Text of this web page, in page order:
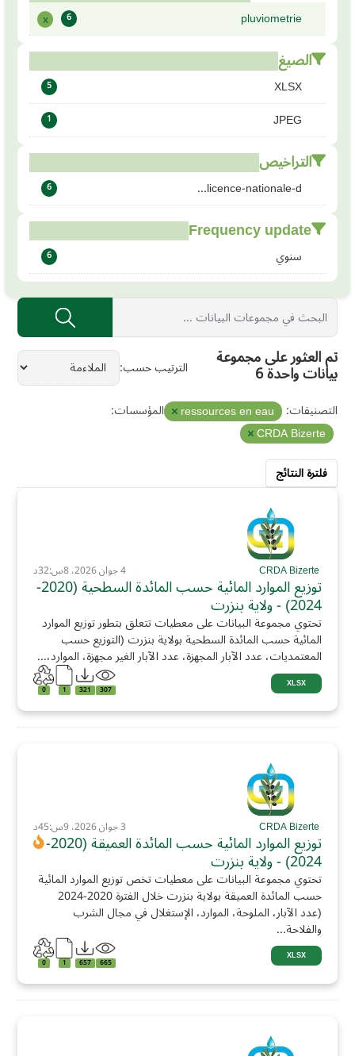
pluviometrie
6
x
الصيغ
XLSX
5
JPEG
1
التراخيص
licence-nationale-d...
6
Frequency update
سنوي 6
الترتيب حسب تم العثور على مجموعة
بيانات واحدة 6
التصنيفات: ressources en eau
المؤسسات:
CRDA Bizerte
فلترة النتائج
4 جوان 2026، 8س:32د
توزيع الموارد المائية حسب المائدة السطحية (2020-
2024) - ولاية بنزرت
تحتوي مجموعة البيانات على معطيات تتعلق بتطور توزيع الموارد
المائية حسب المائدة السطحية بولاية بنزرت (التوزيع حسب
المعتمديات، عدد الآبار المجهزة، عدد الآبار الغير مجهزة، الموارد،...
XLSX
307
321
1
0
3 جوان 2026، 9س:45د
توزيع الموارد المائية حسب المائدة العميقة (2020-
2024) - ولاية بنزرت
تحتوي مجموعة البيانات على معطيات تخص توزيع الموارد المائية
حسب المائدة العميقة بولاية بنزرت خلال الفترة 2020-2024
(عدد الآبار، الملوحة، الموارد، الإستغلال في مجال الشرب
والفلاحة...
XLSX
665
657
1
0